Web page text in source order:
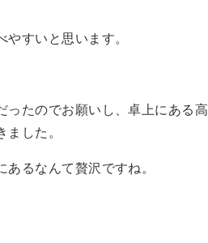
すいと思います。
たのでお願いし、卓上にある
した。
るなんて贅沢ですね。